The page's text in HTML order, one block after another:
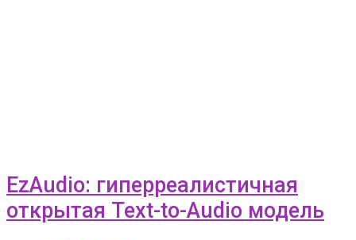
EzAudio: гиперреалистичная
открытая Text-to-Audio модель